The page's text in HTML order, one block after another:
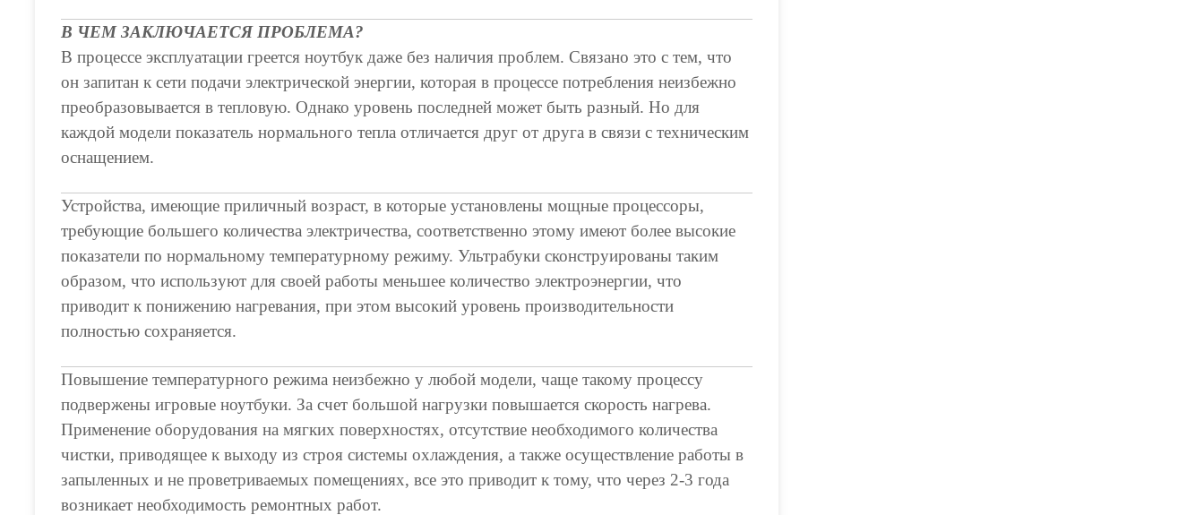
В ЧЕМ ЗАКЛЮЧАЕТСЯ ПРОБЛЕМА?
В процессе эксплуатации греется ноутбук даже без наличия проблем. Связано это с тем, что
он запитан к сети подачи электрической энергии, которая в процессе потребления неизбежно
преобразовывается в тепловую. Однако уровень последней может быть разный. Но для
каждой модели показатель нормального тепла отличается друг от друга в связи с техническим
оснащением.
Устройства, имеющие приличный возраст, в которые установлены мощные процессоры,
требующие большего количества электричества, соответственно этому имеют более высокие
показатели по нормальному температурному режиму. Ультрабуки сконструированы таким
образом, что используют для своей работы меньшее количество электроэнергии, что
приводит к понижению нагревания, при этом высокий уровень производительности
полностью сохраняется.
Повышение температурного режима неизбежно у любой модели, чаще такому процессу
подвержены игровые ноутбуки. За счет большой нагрузки повышается скорость нагрева.
Применение оборудования на мягких поверхностях, отсутствие необходимого количества
чистки, приводящее к выходу из строя системы охлаждения, а также осуществление работы в
запыленных и не проветриваемых помещениях, все это приводит к тому, что через 2-3 года
возникает необходимость ремонтных работ.